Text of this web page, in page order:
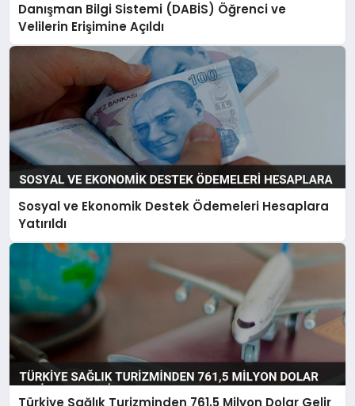
Danışman Bilgi Sistemi (DABİS) Öğrenci ve
Velilerin Erişimine Açıldı
Sosyal ve Ekonomik Destek Ödemeleri Hesaplara
Yatırıldı
Türkiye Sağlık Turizminden 761,5 Milyon Dolar Gelir